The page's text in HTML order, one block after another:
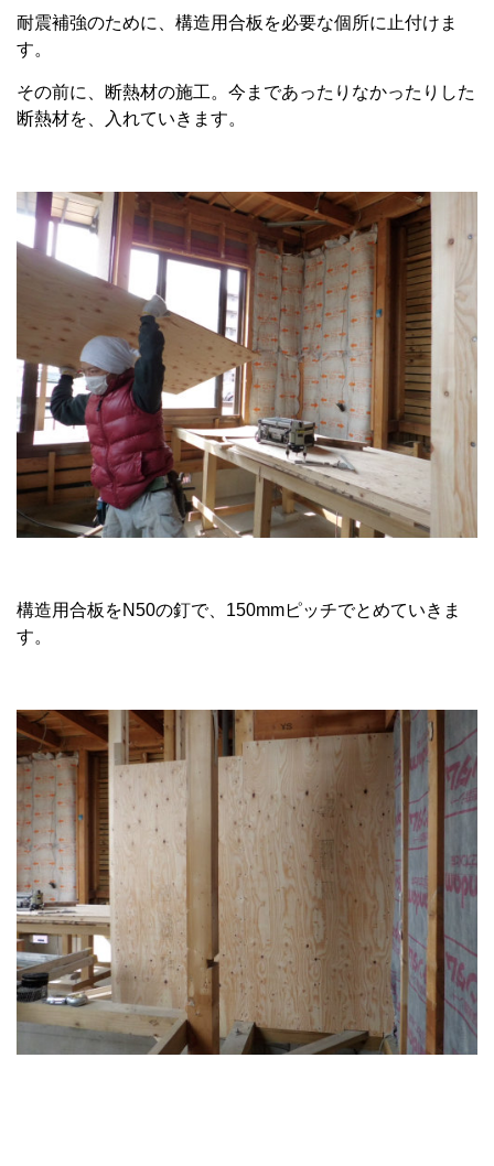
耐震補強のために、構造用合板を必要な個所に止付けま
す。
その前に、断熱材の施工。今まであったりなかったりした
断熱材を、入れていきます。
構造用合板をN50の釘で、150mmピッチでとめていきま
す。